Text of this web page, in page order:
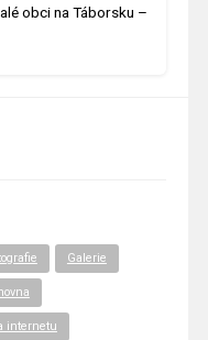
obci na Táborsku –
Galerie
internetu